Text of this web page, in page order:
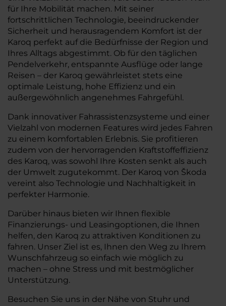
für Ihre Mobilität machen. Mit seiner
fortschrittlichen Technologie, beeindruckender
Sicherheit und herausragendem Komfort ist der
Karoq perfekt auf die Bedürfnisse der Region und
Ihres Alltags abgestimmt. Ob für den täglichen
Pendelverkehr, entspannte Ausflüge oder lange
Reisen – der Karoq gewährleistet stets eine
optimale Leistung, hohe Effizienz und ein
außergewöhnlich angenehmes Fahrgefühl.
Dank innovativer Fahrassistenzsysteme und einer
Vielzahl von modernen Features wird jedes Fahren
zu einem komfortablen Erlebnis. Sie profitieren
zudem von der hervorragenden Kraftstoffeffizienz
des Karoq, was sowohl Ihre Kosten senkt als auch
der Umwelt zugutekommt. Der Karoq von Škoda
vereint also Technologie und Nachhaltigkeit in
perfekter Harmonie.
Darüber hinaus bieten wir Ihnen flexible
Finanzierungs- und Leasingoptionen, die Ihnen
helfen, den Karoq zu attraktiven Konditionen zu
fahren. Unser Ziel ist es, Ihnen den Weg zu Ihrem
Wunschfahrzeug so einfach wie möglich zu
machen – ohne Stress und mit bestmöglicher
Unterstützung.
Besuchen Sie uns in der Nähe von Stuhr und